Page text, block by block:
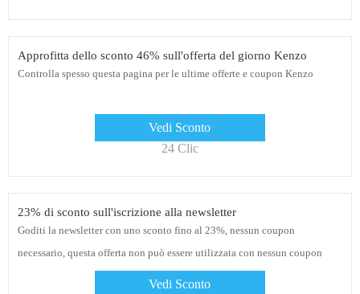
Approfitta dello sconto 46% sull'offerta del giorno Kenzo
Controlla spesso questa pagina per le ultime offerte e coupon Kenzo
Vedi Sconto
24 Clic
23% di sconto sull'iscrizione alla newsletter
Goditi la newsletter con uno sconto fino al 23%, nessun coupon
necessario, questa offerta non può essere utilizzata con nessun coupon
Vedi Sconto